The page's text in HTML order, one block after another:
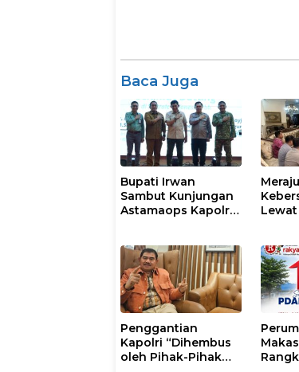
Baca Juga
Bupati Irwan
Sambut Kunjungan
Astamaops Kapolri
Luwu Timur
Penggantian
Kapolri “Dihembus
oleh Pihak-Pihak